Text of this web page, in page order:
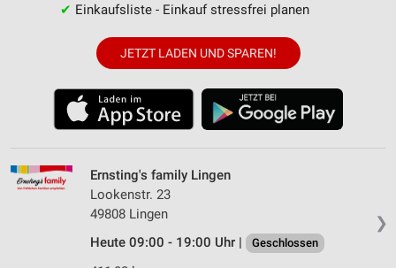
✔ Einkaufsliste - Einkauf stressfrei planen
JETZT LADEN UND SPAREN!
❯
Ernsting's family Lingen
Lookenstr. 23
49808 Lingen
Heute 09:00 - 19:00 Uhr |
Geschlossen